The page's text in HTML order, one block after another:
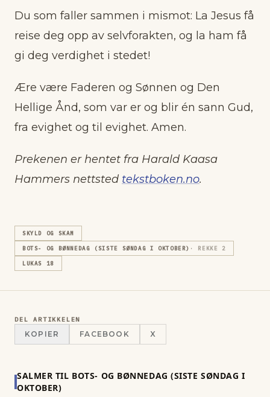
Du som faller sammen i mismot: La Jesus få
reise deg opp av selvforakten, og la ham få
gi deg verdighet i stedet!
Ære være Faderen og Sønnen og Den
Hellige Ånd, som var er og blir én sann Gud,
fra evighet og til evighet. Amen.
Prekenen er hentet fra Harald Kaasa
Hammers nettsted tekstboken.no.
SKYLD OG SKAM
BOTS- OG BØNNEDAG (SISTE SØNDAG I OKTOBER) · REKKE 2
LUKAS 18
DEL ARTIKKELEN
KOPIER FACEBOOK X
SALMER TIL BOTS- OG BØNNEDAG (SISTE SØNDAG I
OKTOBER)